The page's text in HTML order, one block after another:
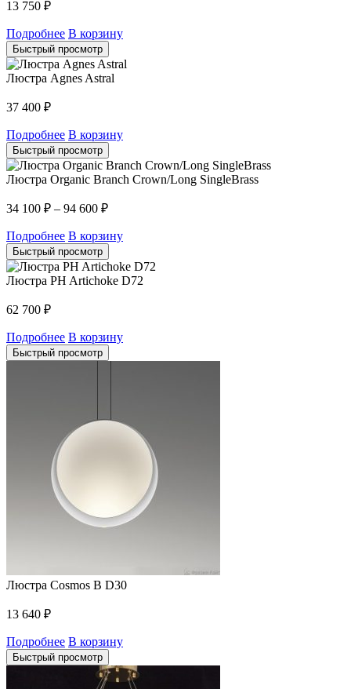
13 750 ₽
Подробнее В корзину
Быстрый просмотр
Люстра Agnes Astral
37 400 ₽
Подробнее В корзину
Быстрый просмотр
Люстра Organic Branch Crown/Long SingleBrass
34 100 ₽ – 94 600 ₽
Подробнее В корзину
Быстрый просмотр
Люстра PH Artichoke D72
62 700 ₽
Подробнее В корзину
Быстрый просмотр
Люстра Cosmos B D30
13 640 ₽
Подробнее В корзину
Быстрый просмотр